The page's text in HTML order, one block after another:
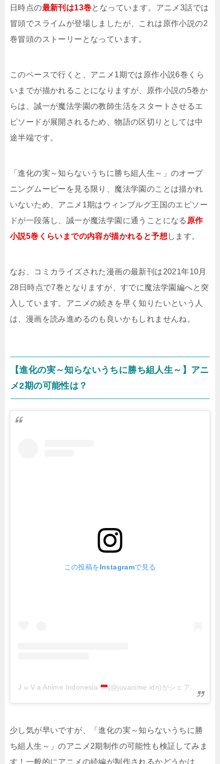
日時点の最新刊は13巻となっています。アニメ3話では
冒頭でスライムが登場しましたが、これは原作小説の2
巻冒頭のストーリーとなっています。
このペースで行くと、アニメ1期では原作小説6巻くら
いまでが描かれることになりますが、原作小説の5巻か
らは、誠一が魔法学園の教師生活をスタートさせるエ
ピソードが展開されるため、物語の区切りとしては中
途半端です。
「進化の実～知らないうちに勝ち組人生～」のオープ
ニングムービーを見る限り、魔法学園のことは描かれ
いないため、アニメ1期はウィンブルグ王国のエピソー
ドが一段落し、誠一が魔法学園に通うことになる 原作
小説5巻くらいまでの内容が描かれると予想 します。
なお、コミカライズされた漫画の最新刊は2021年10月
28日時点で7巻となりますが、すでに魔法学園編へと突
入しています。アニメの続きを早く知りたいという人
は、漫画を読み進めるのも良いかもしれませんね。
【進化の実～知らないうちに勝ち組人生～】アニ
メ2期の可能性は？
この投稿をInstagramで見る
J u V a Anime Indonesia (@juvanime.idn)がシェアした投稿
少し気が早いですが、「進化の実～知らないうちに勝
ち組人生～」のアニメ2期制作の可能性も検証してみま
す！一般的にアニメの続編が制作されるかどうかは、